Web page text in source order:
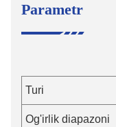
Parametr
Turi
Og'irlik diapazoni